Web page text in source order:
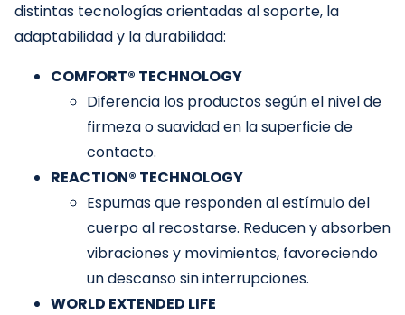
distintas tecnologías orientadas al soporte, la
adaptabilidad y la durabilidad:
COMFORT® TECHNOLOGY
Diferencia los productos según el nivel de
firmeza o suavidad en la superficie de
contacto.
REACTION® TECHNOLOGY
Espumas que responden al estímulo del
cuerpo al recostarse. Reducen y absorben
vibraciones y movimientos, favoreciendo
un descanso sin interrupciones.
WORLD EXTENDED LIFE